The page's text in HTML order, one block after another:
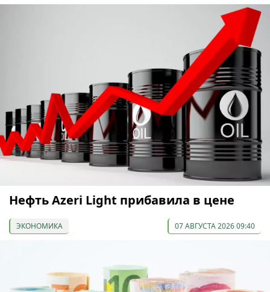
Нефть Azeri Light прибавила в цене
ЭКОНОМИКА 07 АВГУСТА 2026 09:40